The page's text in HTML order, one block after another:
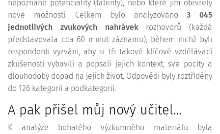
nepoznané potenciality (talenty), nebo které jim otevřely
nové možnosti. Celkem bylo analyzováno3 045
jednotlivých zvukových nahrávekrozhovorů (každá
představovala cca 60 minut záznamu), během nichž byli
respondenti vyzváni, aby si tři takové klíčové vzdělávací
zkušenosti vybavili a popsali jejich kontext, své pocity a
dlouhodobý dopad na jejich život. Odpovědi byly roztříděny
do 126 kategorií a podkategorií.
A pak přišel můj nový učitel…
K analýze bohatého výzkumného materiálu byla